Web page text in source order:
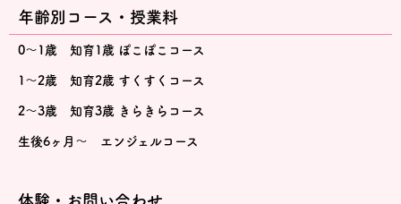
年齢別コース・授業料
0～1歳 知育1歳 ぽこぽこコース
1～2歳 知育2歳 すくすくコース
2～3歳 知育3歳 きらきらコース
生後6ヶ月～ エンジェルコース
体験・お問い合わせ